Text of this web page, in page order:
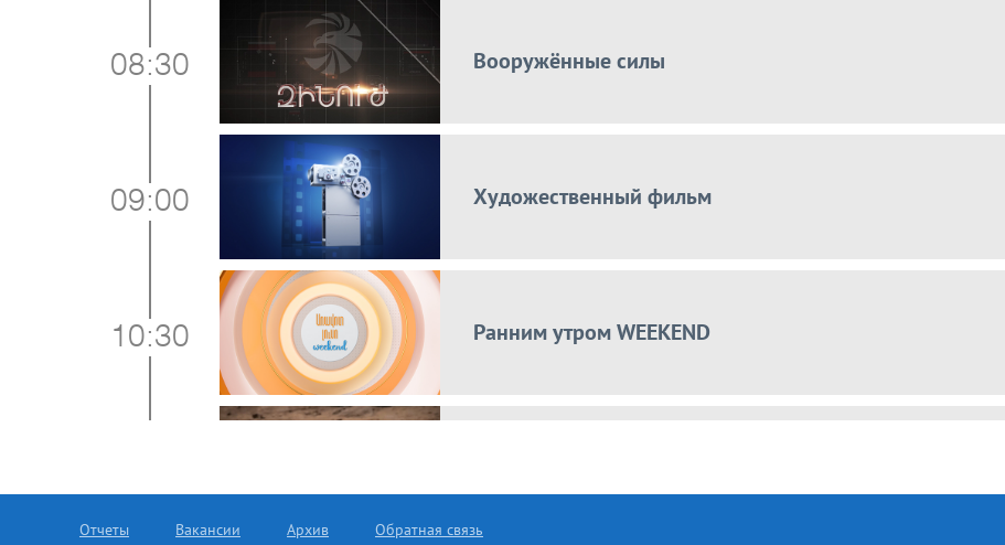
Вооружённые силы
08:30
Художественный фильм
09:00
Ранним утром WEEKEND
10:30
Отчеты Вакансии Архив Обратная связь